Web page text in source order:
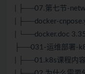
| ├──07.第七节-
| ├──docker-
| └──docker.doc
├──031-运维部署-
| ├──01.k8s课程内